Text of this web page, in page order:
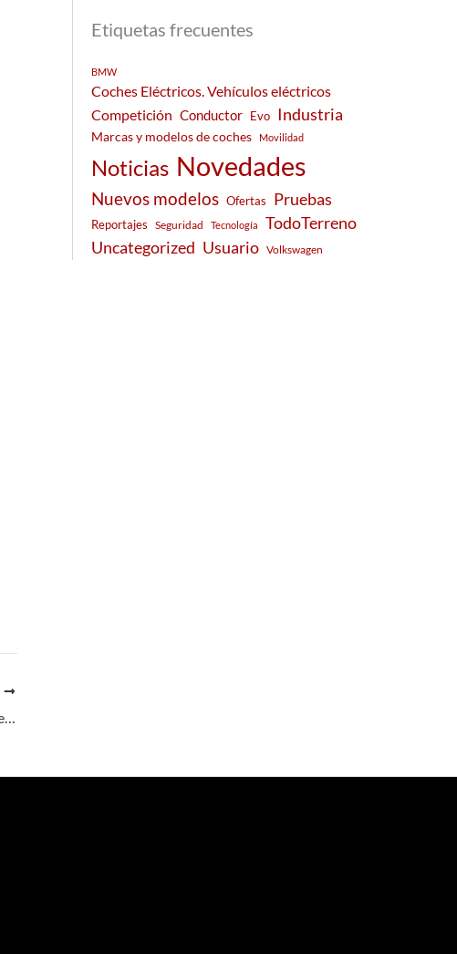
VW y BMW se alían en EE.UU para poner más puntos de recarga
Etiquetas frecuentes
BMW
Coches Eléctricos. Vehículos eléctricos
Competición Conductor Evo Industria
Marcas y modelos de coches Movilidad
Noticias Novedades
Nuevos modelos Ofertas Pruebas
Reportajes Seguridad Tecnología
TodoTerreno
Uncategorized Usuario Volkswagen